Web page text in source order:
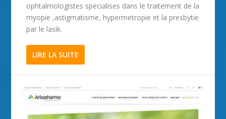
ophtalmologistes specialises dans le traitement de la
myopie ,astigmatisme, hypermetropie et la presbytie
par le lasik.
LIRE LA SUITE